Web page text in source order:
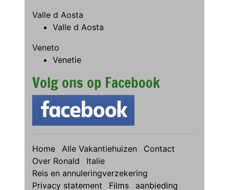
Valle d Aosta
Valle d Aosta
Veneto
Venetie
Volg ons op Facebook
Home Alle Vakantiehuizen
Contact
Over Ronald
Italie
Reis en annuleringverzekering
Privacy statement
Films aanbieding